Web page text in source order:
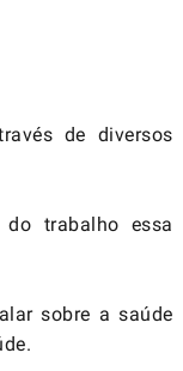
de diversos
trabalho essa
sobre a saúde